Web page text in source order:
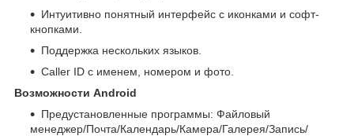
Интуитивно понятный интерфейс с иконками и софт-
кнопками.
Поддержка нескольких языков.
Caller ID с именем, номером и фото.
Возможности Android
Предустановленные программы: Файловый
менеджер/Почта/Календарь/Камера/Галерея/Запись/